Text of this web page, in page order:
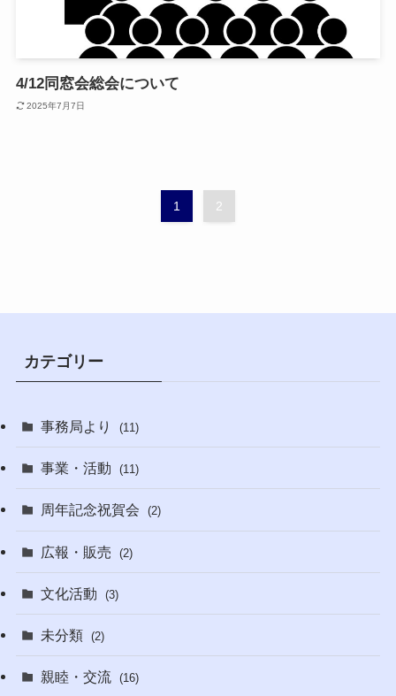
4/12同窓会総会について
2025年7月7日
1 2
カテゴリー
事務局より (11)
事業・活動 (11)
周年記念祝賀会 (2)
広報・販売 (2)
文化活動 (3)
未分類 (2)
親睦・交流 (16)